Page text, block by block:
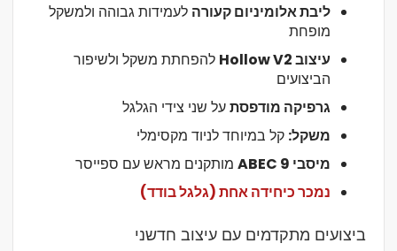
ליבת אלומיניום קעורה לעמידות גבוהה ולמשקל
מופחת
עיצוב Hollow V2
להפחתת משקל ולשיפור
הביצועים
גרפיקה מודפסתעל שני צידי הגלגל
משקל: קל במיוחד לניוד מקסימלי
מיסבי ABEC 9
מותקנים מראש עם ספייסר
נמכר כיחידה אחת (גלגל בודד)
ביצועים מתקדמים עם עיצוב חדשני